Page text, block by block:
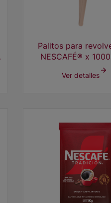
Palitos para
NESCAFÉ® x
Ver detalles